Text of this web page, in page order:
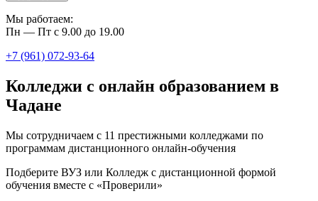
Мы работаем:
Пн — Пт с 9.00 до 19.00
+7 (961) 072-93-64
Колледжи с онлайн образованием в
Чадане
Мы сотрудничаем с 11 престижными колледжами по
программам дистанционного онлайн-обучения
Подберите ВУЗ или Колледж с дистанционной формой
обучения вместе с «Проверили»